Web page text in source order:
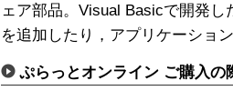
ェア部品。Visual Basicで開発
を追加したり，アプリケーショ
ぷらっとオンライン ご購入の